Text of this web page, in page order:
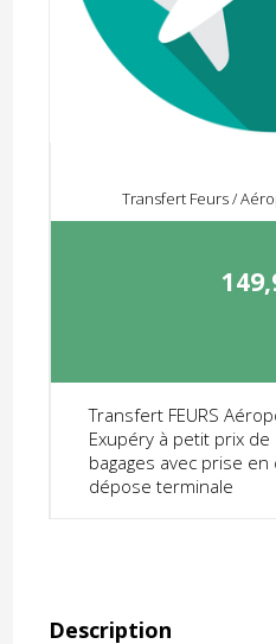
Transfert Feurs /
Transfert FEURS
Exupéry à petit prix
bagages avec prise en
dépose terminale
Description